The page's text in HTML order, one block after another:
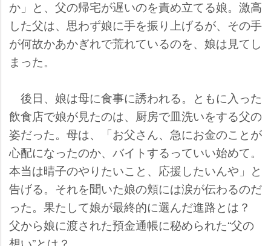
か」と、父の帰宅が遅いのを責め立てる娘。激高
した父は、思わず娘に手を振り上げるが、その手
が何故かあかぎれで荒れているのを、娘は見てし
まった。
後日、娘は母に食事に誘われる。ともに入った
飲食店で娘が見たのは、厨房で皿洗いをする父の
姿だった。母は、「お父さん、急にお金のことが
心配になったのか、バイトするっていい始めて。
本当は晴子のやりたいこと、応援したいんや」と
告げる。それを聞いた娘の頬には涙が伝わるのだ
った。果たして娘が最終的に選んだ進路とは？
父から娘に渡された預金通帳に秘められた“父の
想い”とは？